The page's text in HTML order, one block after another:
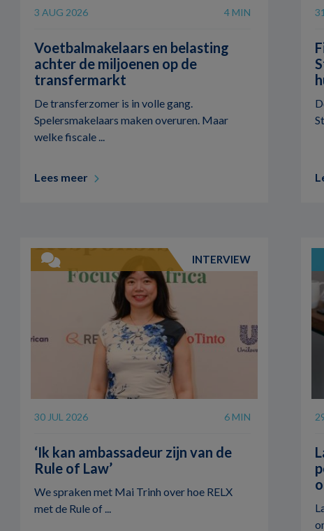
3 AUG 2026 4 MIN
Voetbalmakelaars en belasting
achter de miljoenen op de
transfermarkt
De transferzomer is in volle gang.
Spelersmakelaars maken overuren. Maar
welke fiscale ...
Lees meer
INTERVIEW
30 JUL 2026 6 MIN
‘Ik kan ambassadeur zijn van de
Rule of Law’
We spraken met Mai Trinh over hoe RELX
met de Rule of ...